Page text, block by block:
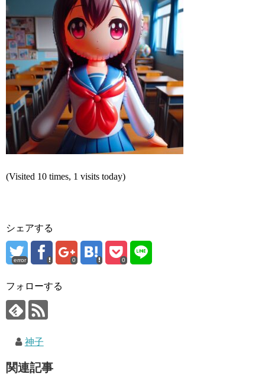
(Visited 10 times, 1 visits today)
シェアする
error 0 0
フォローする
神子
関連記事